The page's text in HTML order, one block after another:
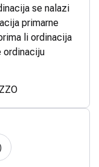
se nalazi
primarne
li ordinacija
ordinaciju